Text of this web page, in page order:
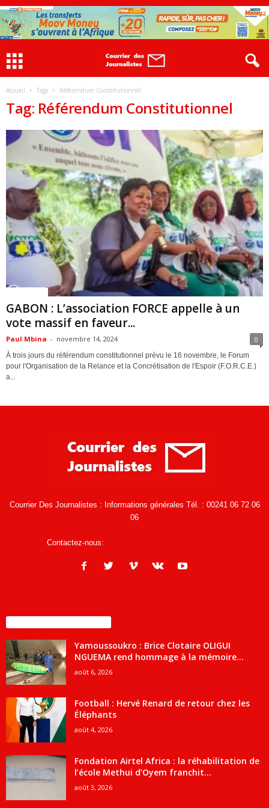
Accueil Tags Référendum Constitutionnel
Tag: Référendum Constitutionnel
GABON : L’association FORCE appelle à un
vote massif en faveur...
Paul Mbina - novembre 14, 2024 0
À trois jours du référendum constitutionnel prévu le 16 novembre, le Forum
pour l'Organisation de la Relance et la Concrétisation de l'Espoir (F.O.R.C.E.)
a...
Courrier Des Journalistes : Informations générales Tél. : 00241 06 72 06
06
Contactez-nous:
Yamoussoukro : Brice Clotaire OLIGUI
NGUEMA rend hommage à la mémoire...
août 6, 2026
Football : Hervé Renard de retour chez les
Éléphants
août 4, 2026
Fondation Airtel Africa : la réhabilitation de
l’école Methui d’Oyem franchit...
août 3, 2026